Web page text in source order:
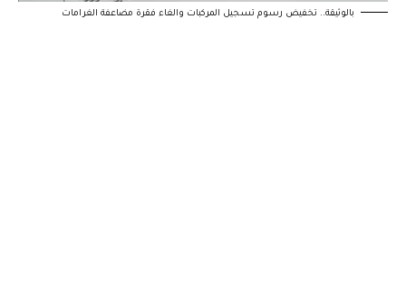
بالوثيقة.. تخفيض رسوم تسجيل المركبات والغاء فقرة مضاعفة الغرامات